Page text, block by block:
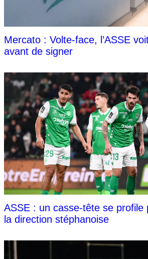
Mercato : Volte-face, l’ASSE
avant de signer
ASSE : un casse-tête se profile
la direction stéphanoise